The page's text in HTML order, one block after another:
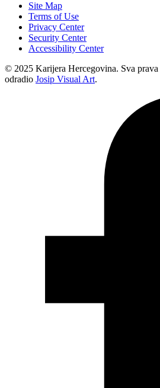
Site Map
Terms of Use
Privacy Center
Security Center
Accessibility Center
© 2025 Karijera Hercegovina. Sva
odradio Josip Visual Art.